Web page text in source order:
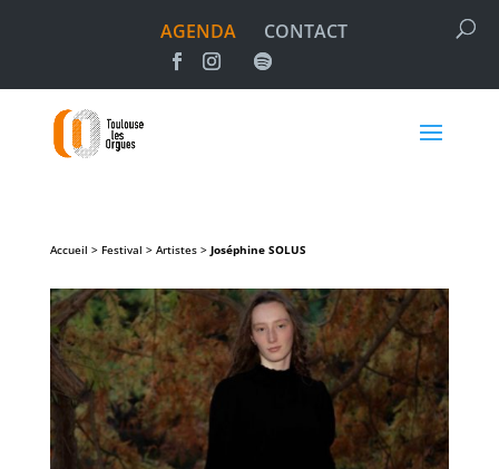
AGENDA CONTACT
Accueil > Festival > Artistes > Joséphine SOLUS